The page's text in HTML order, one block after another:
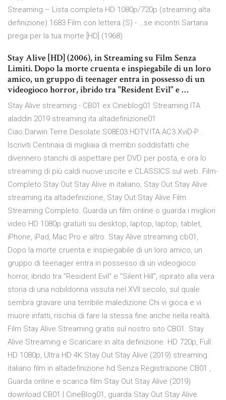
Streaming – Lista completa HD 1080p/720p (streaming alta
definizione) 1683 Film con lettera (S) - …se incontri Sartana
prega per la tua morte [HD] (1968)
Stay Alive [HD] (2006), in Streaming su Film Senza
Limiti. Dopo la morte cruenta e inspiegabile di un loro
amico, un gruppo di teenager entra in possesso di un
videogioco horror, ibrido tra "Resident Evil" e …
Stay Alive streaming - CB01 ex Cineblog01 Streaming ITA
aladdin 2019 streaming ita altadefinizione01
Ciao.Darwin.Terre.Desolate.S08E03.HDTV.ITA.AC3.XviD-P. .
Iscriviti Centinaia di migliaia di membri soddisfatti che
divennero stanchi di aspettare per DVD per posta, e ora lo
streaming di più caldi nuove uscite e CLASSICS sul web. Film-
Completo Stay Out Stay Alive in italiano, Stay Out Stay Alive
streaming ita altadefinizione, Stay Out Stay Alive Film
Streaming Completo. Guarda un film online o guarda i migliori
video HD 1080p gratuiti su desktop, laptop, laptop, tablet,
iPhone, iPad, Mac Pro e altro. Stay Alive streaming cb01,
Dopo la morte cruenta e inspiegabile di un loro amico, un
gruppo di teenager entra in possesso di un videogioco
horror, ibrido tra "Resident Evil" e "Silent Hill", ispirato alla vera
storia di una nobildonna vissuta nel XVII secolo, sul quale
sembra gravare una terribile maledizione.Chi vi gioca e vi
muore infatti, rischia di fare la stessa fine anche nella realtà.
Film Stay Alive Streaming gratis sul nostro sito CB01. Stay
Alive Streaming e Scaricare in alta definizione. HD 720p, Full
HD 1080p, Ultra HD 4K Stay Out Stay Alive (2019) streaming
italiano film in altadefinizione hd Senza Registrazione CB01 ,
Guarda online e scarica film Stay Out Stay Alive (2019)
download CB01 | CineBlog01, guarda Stay Out Stay Alive